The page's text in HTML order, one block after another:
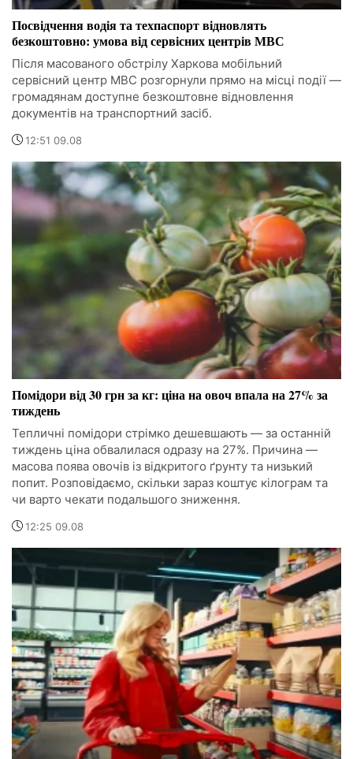
Посвідчення водія та техпаспорт відновлять
безкоштовно: умова від сервісних центрів МВС
Після масованого обстрілу Харкова мобільний
сервісний центр МВС розгорнули прямо на місці події —
громадянам доступне безкоштовне відновлення
документів на транспортний засіб.
12:51 09.08
Помідори від 30 грн за кг: ціна на овоч впала на 27% за
тиждень
Тепличні помідори стрімко дешевшають — за останній
тиждень ціна обвалилася одразу на 27%. Причина —
масова поява овочів із відкритого ґрунту та низький
попит. Розповідаємо, скільки зараз коштує кілограм та
чи варто чекати подальшого зниження.
12:25 09.08